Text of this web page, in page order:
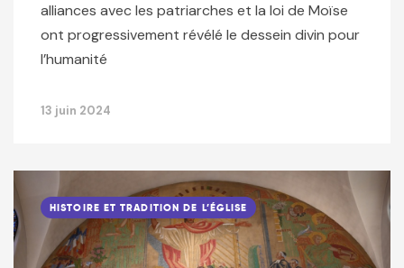
alliances avec les patriarches et la loi de Moïse
ont progressivement révélé le dessein divin pour
l’humanité
13 juin 2024
HISTOIRE ET TRADITION DE L’ÉGLISE